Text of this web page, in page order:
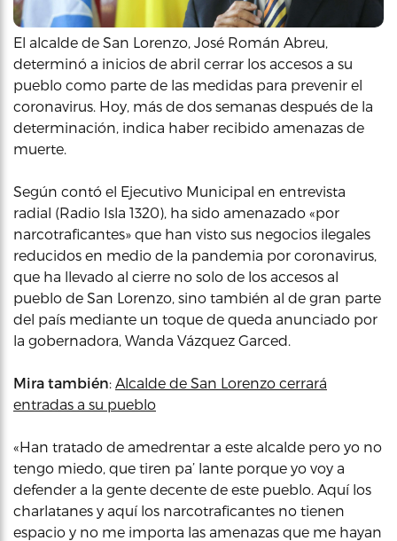
El alcalde de San Lorenzo, José Román Abreu,
determinó a inicios de abril cerrar los accesos a su
pueblo como parte de las medidas para prevenir el
coronavirus. Hoy, más de dos semanas después de la
determinación, indica haber recibido amenazas de
muerte.
Según contó el Ejecutivo Municipal en entrevista
radial (Radio Isla 1320), ha sido amenazado «por
narcotraficantes» que han visto sus negocios ilegales
reducidos en medio de la pandemia por coronavirus,
que ha llevado al cierre no solo de los accesos al
pueblo de San Lorenzo, sino también al de gran parte
del país mediante un toque de queda anunciado por
la gobernadora, Wanda Vázquez Garced.
Mira también: Alcalde de San Lorenzo cerrará
entradas a su pueblo
«Han tratado de amedrentar a este alcalde pero yo no
tengo miedo, que tiren pa’ lante porque yo voy a
defender a la gente decente de este pueblo. Aquí los
charlatanes y aquí los narcotraficantes no tienen
espacio y no me importa las amenazas que me hayan